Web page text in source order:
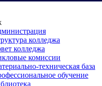
колледжа
колледжа
комиссии
техническая база
обучение